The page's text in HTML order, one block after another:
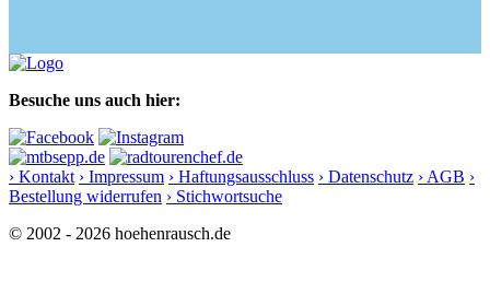
Besuche uns auch hier:
› Kontakt › Impressum › Haftungsausschluss › Datenschutz › AGB ›
Bestellung widerrufen › Stichwortsuche
© 2002 - 2026 hoehenrausch.de